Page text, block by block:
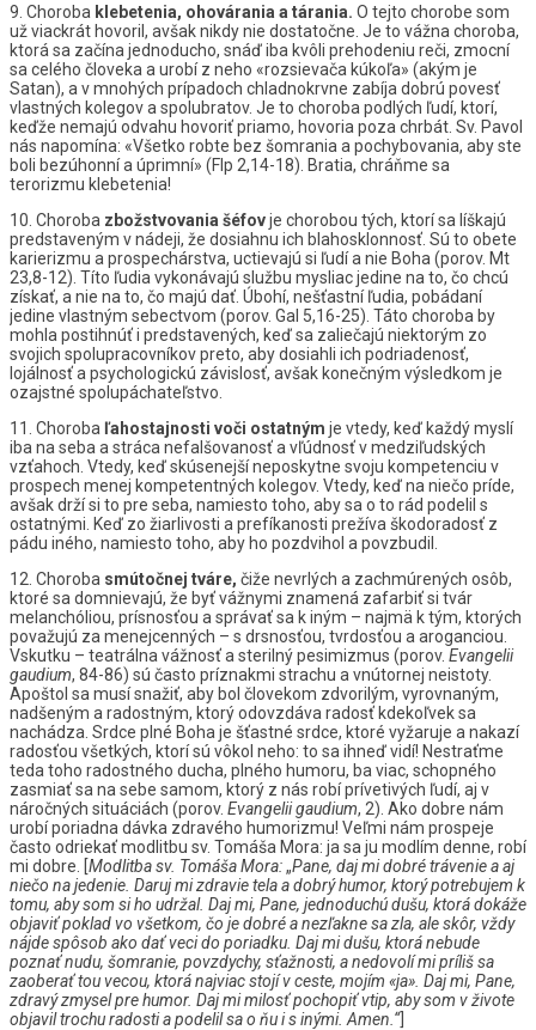
9. Choroba klebetenia, ohovárania a tárania. O tejto chorobe som
už viackrát hovoril, avšak nikdy nie dostatočne. Je to vážna choroba,
ktorá sa začína jednoducho, snáď iba kvôli prehodeniu reči, zmocní
sa celého človeka a urobí z neho «rozsievača kúkoľa» (akým je
Satan), a v mnohých prípadoch chladnokrvne zabíja dobrú povesť
vlastných kolegov a spolubratov. Je to choroba podlých ľudí, ktorí,
keďže nemajú odvahu hovoriť priamo, hovoria poza chrbát. Sv. Pavol
nás napomína: «Všetko robte bez šomrania a pochybovania, aby ste
boli bezúhonní a úprimní» (Flp 2,14-18). Bratia, chráňme sa
terorizmu klebetenia!
10. Choroba zbožstvovania šéfovje chorobou tých, ktorí sa líškajú
predstaveným v nádeji, že dosiahnu ich blahosklonnosť. Sú to obete
karierizmu a prospechárstva, uctievajú si ľudí a nie Boha (porov. Mt
23,8-12). Títo ľudia vykonávajú službu mysliac jedine na to, čo chcú
získať, a nie na to, čo majú dať. Úbohí, nešťastní ľudia, pobádaní
jedine vlastným sebectvom (porov. Gal 5,16-25). Táto choroba by
mohla postihnúť i predstavených, keď sa zaliečajú niektorým zo
svojich spolupracovníkov preto, aby dosiahli ich podriadenosť,
lojálnosť a psychologickú závislosť, avšak konečným výsledkom je
ozajstné spolupáchateľstvo.
11. Choroba ľahostajnosti voči ostatným je vtedy, keď každý myslí
iba na seba a stráca nefalšovanosť a vľúdnosť v medziľudských
vzťahoch. Vtedy, keď skúsenejší neposkytne svoju kompetenciu v
prospech menej kompetentných kolegov. Vtedy, keď na niečo príde,
avšak drží si to pre seba, namiesto toho, aby sa o to rád podelil s
ostatnými. Keď zo žiarlivosti a prefíkanosti prežíva škodoradosť z
pádu iného, namiesto toho, aby ho pozdvihol a povzbudil.
12. Choroba smútočnej tváre, čiže nevrlých a zachmúrených osôb,
ktoré sa domnievajú, že byť vážnymi znamená zafarbiť si tvár
melanchóliou, prísnosťou a správať sa k iným – najmä k tým, ktorých
považujú za menejcenných – s drsnosťou, tvrdosťou a aroganciou.
Vskutku – teatrálna vážnosť a sterilný pesimizmus (porov. Evangelii
gaudium, 84-86) sú často príznakmi strachu a vnútornej neistoty.
Apoštol sa musí snažiť, aby bol človekom zdvorilým, vyrovnaným,
nadšeným a radostným, ktorý odovzdáva radosť kdekoľvek sa
nachádza. Srdce plné Boha je šťastné srdce, ktoré vyžaruje a nakazí
radosťou všetkých, ktorí sú vôkol neho: to sa ihneď vidí! Nestraťme
teda toho radostného ducha, plného humoru, ba viac, schopného
zasmiať sa na sebe samom, ktorý z nás robí prívetivých ľudí, aj v
náročných situáciách (porov. Evangeliigaudium, 2). Ako dobre nám
urobí poriadna dávka zdravého humorizmu! Veľmi nám prospeje
často odriekať modlitbu sv. Tomáša Mora: ja sa ju modlím denne, robí
mi dobre. [Modlitbasv. TomášaMora:„Pane, dajmidobrétrávenieaaj
niečo najedenie. Darujmizdravietelaadobrýhumor, ktorýpotrebujem k
tomu, abysom siho udržal. Dajmi, Pane, jednoduchúdušu, ktorádokáže
objaviťpokladvo všetkom, čo jedobréanezľaknesazla, aleskôr, vždy
nájdespôsob ako daťvecido poriadku. Dajmidušu, ktoránebude
poznaťnudu, šomranie, povzdychy, sťažnosti, anedovolímiprílišsa
zaoberaťtouvecou, ktoránajviacstojívceste, mojím «ja». Dajmi, Pane,
zdravýzmyselprehumor. Dajmimilosťpochopiťvtip, abysom vživote
objaviltrochuradostiapodelilsao ňuisinými. Amen.“]